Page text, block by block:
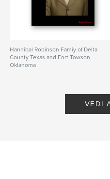
Hannibal Robinson Famiy of Delta
County Texas and Fort Towson
Oklahoma
VEDI